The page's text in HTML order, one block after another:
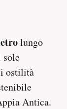
lungo
sole
ostilità
Antica.